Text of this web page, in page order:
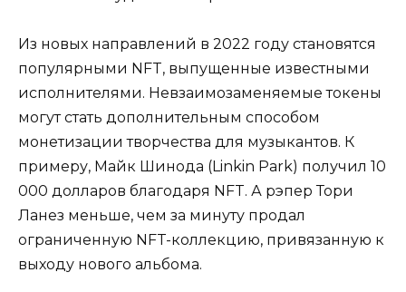
Из новых направлений в 2022 году становятся
популярными NFT, выпущенные известными
исполнителями. Невзаимозаменяемые токены
могут стать дополнительным способом
монетизации творчества для музыкантов. К
примеру, Майк Шинода (Linkin Park) получил 10
000 долларов благодаря NFT. А рэпер Тори
Ланез меньше, чем за минуту продал
ограниченную NFT-коллекцию, привязанную к
выходу нового альбома.